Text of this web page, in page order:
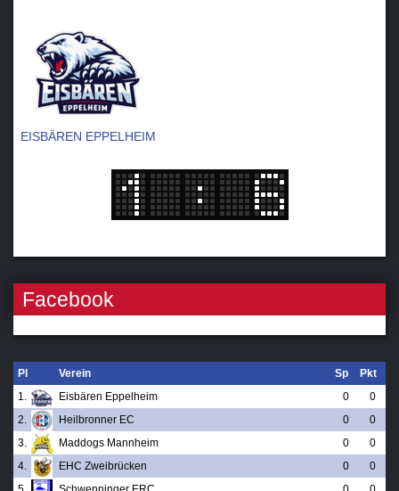
-
EISBÄREN EPPELHEIM
Facebook
Pl Verein Sp
Pkt
1.
Eisbären Eppelheim 0
0
2.
Heilbronner EC 0
0
3.
Maddogs Mannheim 0
0
4.
EHC Zweibrücken 0
0